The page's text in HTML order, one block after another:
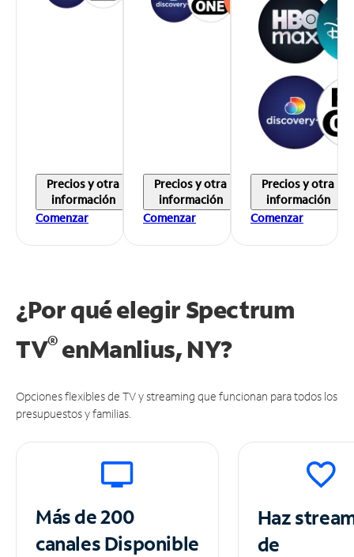
Precios y otra
información
Comenzar
Precios y otra
información
Comenzar
Precios y otra
información
Comenzar
¿Por qué elegir Spectrum
TV®enManlius, NY?
Opciones flexibles de TV y streaming que funcionan para todos los
presupuestos y familias.
Más de 200
canalesDisponible
Haz
de